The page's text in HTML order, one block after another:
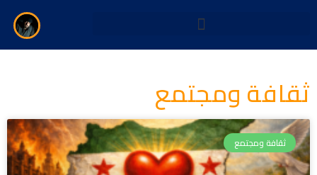
ثقافة ومجتمع
ثقافة ومجتمع
Page
Page
Page
Page
Page